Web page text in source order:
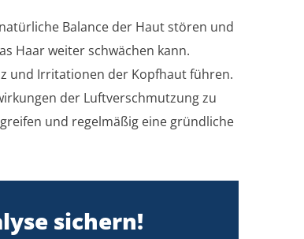
Balance der Haut stören und
Haar weiter schwächen kann.
und Irritationen der Kopfhaut führen.
der Luftverschmutzung zu
und regelmäßig eine gründliche
sichern!